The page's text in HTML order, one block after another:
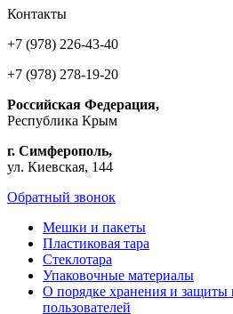
Контакты
+7 (978) 226-43-40
+7 (978) 278-19-20
Российская Федерация,
Республика Крым
г. Симферополь,
ул. Киевская, 144
Обратный звонок
Мешки и пакеты
Пластиковая тара
Стеклотара
Упаковочные материалы
О порядке хранения и
пользователей